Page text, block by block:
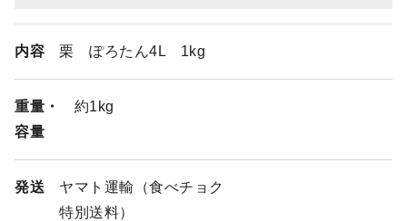
内容 栗 ぽろたん4L 1kg
重量・
容量
約1kg
発送
ヤマト運輸（食べチョク
特別送料）